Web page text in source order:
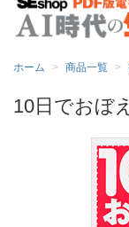
ホーム 商品一覧
10日でおぼ